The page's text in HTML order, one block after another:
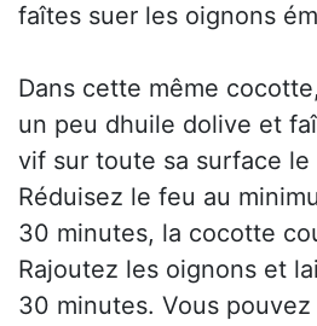
faîtes suer les oignons
Dans cette même
un peu dhuile dolive et
vif sur toute sa surface le
Réduisez le feu au
30 minutes, la cocotte
Rajoutez les oignons et
30 minutes. Vous